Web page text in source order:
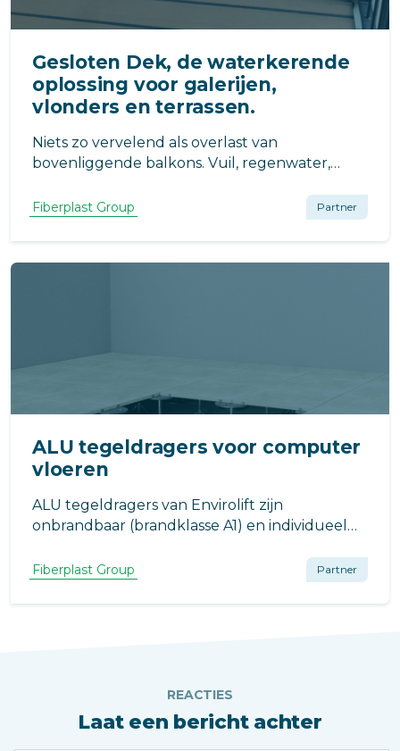
Gesloten Dek, de waterkerende
oplossing voor galerijen,
vlonders en terrassen.
Niets zo vervelend als overlast van
bovenliggende balkons. Vuil, regenwater,
doorkijk zijn veel gehoorde klachten bij open
vloeren op balkons en galerijen. De gesloten
dek oplossing van Fiberplast Group voorkomt
dit!
Fiberplast Group Partner
ALU tegeldragers voor computer
vloeren
ALU tegeldragers van Envirolift zijn
onbrandbaar (brandklasse A1) en individueel
toegankelijke tegelterrassen op hoogte of
zwaarbelaste computervloeren waar zeer
strenge eisen gelden.
Fiberplast Group Partner
REACTIES
Laat een bericht achter